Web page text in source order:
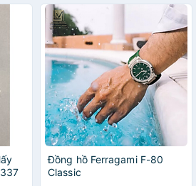
Đồng hồ Ferragami F-80
Classic